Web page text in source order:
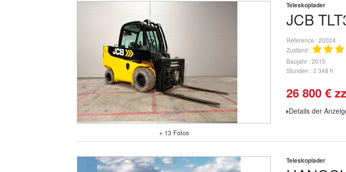
+ 13 Fotos
JCB
Teleskoplader
Référence 20024
Zustand
Baujahr 2015
Stunden 2 348 h
26 800 €
Details der
Teleskoplader